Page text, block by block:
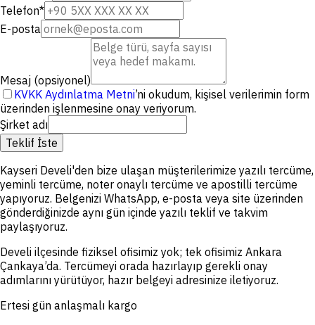
Telefon*
E-posta
Mesaj (opsiyonel)
KVKK Aydınlatma Metni’ni okudum, kişisel verilerimin form
üzerinden işlenmesine onay veriyorum.
Şirket adı
Teklif İste
Kayseri Develi'den bize ulaşan müşterilerimize yazılı tercüme,
yeminli tercüme, noter onaylı tercüme ve apostilli tercüme
yapıyoruz. Belgenizi WhatsApp, e-posta veya site üzerinden
gönderdiğinizde aynı gün içinde yazılı teklif ve takvim
paylaşıyoruz.
Develi ilçesinde fiziksel ofisimiz yok; tek ofisimiz Ankara
Çankaya’da. Tercümeyi orada hazırlayıp gerekli onay
adımlarını yürütüyor, hazır belgeyi adresinize iletiyoruz.
Ertesi gün anlaşmalı kargo